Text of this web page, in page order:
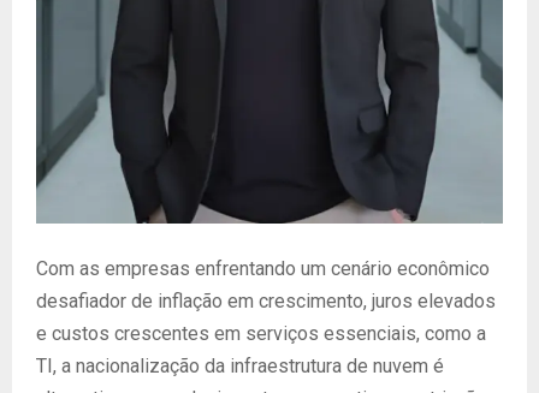
Com as empresas enfrentando um cenário econômico
desafiador de inflação em crescimento, juros elevados
e custos crescentes em serviços essenciais, como a
TI, a nacionalização da infraestrutura de nuvem é